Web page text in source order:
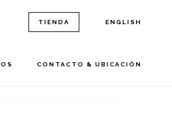
CONTACTO & UBICACIÓN
TIENDA ENGLISH